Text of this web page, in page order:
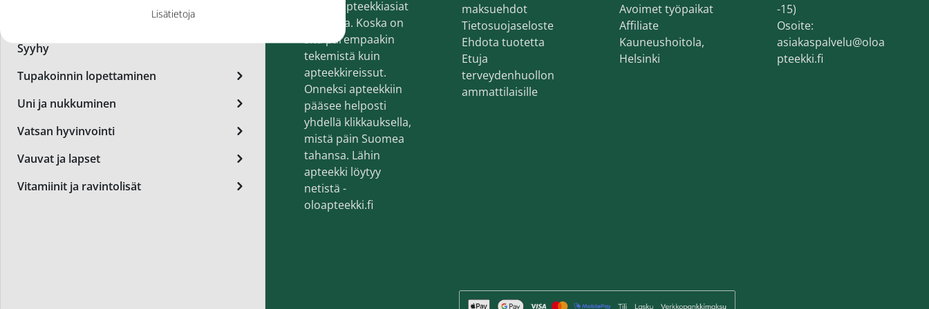
Syyhy
Tupakoinnin lopettaminen
Uni ja nukkuminen
Vatsan hyvinvointi
Vauvat ja lapset
Vitamiinit ja ravintolisät
Miesten ihonhoito ja parranajo
Perusvoiteet
Päivävoiteet
Seerumit
Silmänympärysvoiteet
Syylät ja känsät
Vartalonhoito
Värikosmetiikka
hoitaa apteekkiasiat
verkossa. Koska on
sitä parempaakin
tekemistä kuin
apteekkireissut.
Onneksi apteekkiin
pääsee helposti
yhdellä klikkauksella,
mistä päin Suomea
tahansa. Lähin
apteekki löytyy
netistä -
oloapteekki.fi
maksuehdot
Tietosuojaseloste
Ehdota tuotetta
Etuja
terveydenhuollon
ammattilaisille
Avoimet työpaikat
Affiliate
Kauneushoitola,
Helsinki
-15)
Osoite:
asiakaspalvelu@oloa
pteekki.fi
Lisätietoja